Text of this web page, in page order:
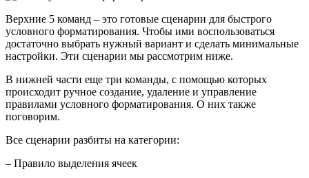
Верхние 5 команд – это готовые сценарии для быстрого
условного форматирования. Чтобы ими воспользоваться
достаточно выбрать нужный вариант и сделать минимальные
настройки. Эти сценарии мы рассмотрим ниже.
В нижней части еще три команды, с помощью которых
происходит ручное создание, удаление и управление
правилами условного форматирования. О них также
поговорим.
Все сценарии разбиты на категории:
– Правило выделения ячеек